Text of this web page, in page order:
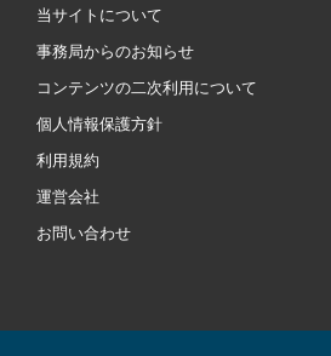
当サイトについて
事務局からのお知らせ
コンテンツの二次利用について
個人情報保護方針
利用規約
運営会社
お問い合わせ